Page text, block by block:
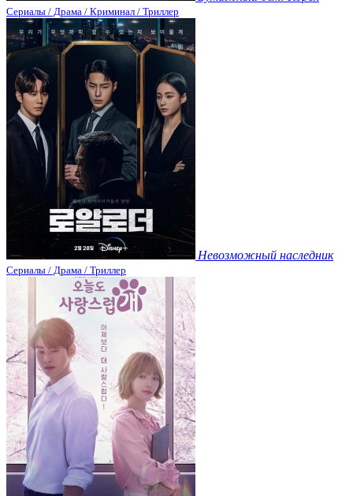
Сериалы / Драма / Криминал / Триллер
Невозможный наследник
Сериалы / Драма / Триллер